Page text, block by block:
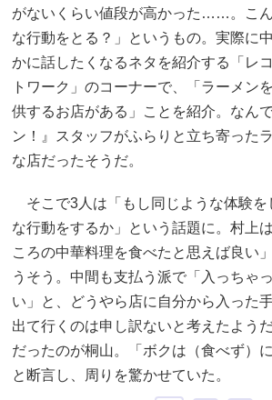
がないくらい値段が高かった……。こ
な行動をとる？」というもの。実際に
かに話したくなるネタを紹介する「レ
トワーク」のコーナーで、「ラーメン
供するお店がある」ことを紹介。なん
ン！』スタッフがふらりと立ち寄った
な店だったそうだ。
そこで3人は「もし同じような体験を
な行動をするか」という話題に。村上
ころの中華料理を食べたと思えば良い
うそう。中間も支払う派で「入っちゃ
い」と、どうやら店に自分から入った
出て行くのは申し訳ないと考えたよう
だったのが桐山。「ボクは（食べず）
と断言し、周りを驚かせていた。